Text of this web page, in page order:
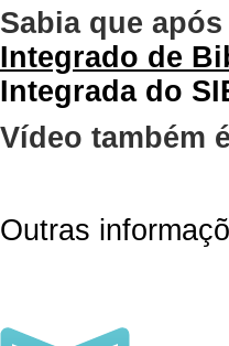
Sabia que
Integrado de
Integrada do
Vídeo também
Outras